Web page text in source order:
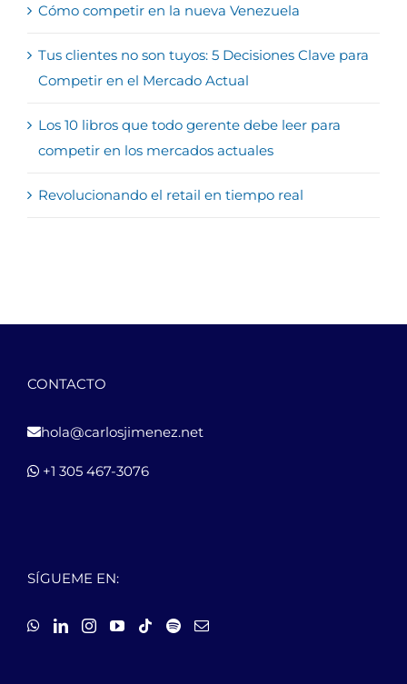
Cómo competir en la nueva Venezuela
Tus clientes no son tuyos: 5 Decisiones Clave para
Competir en el Mercado Actual
Los 10 libros que todo gerente debe leer para
competir en los mercados actuales
Revolucionando el retail en tiempo real
CONTACTO
hola@carlosjimenez.net
+1 305 467-3076
SÍGUEME EN: